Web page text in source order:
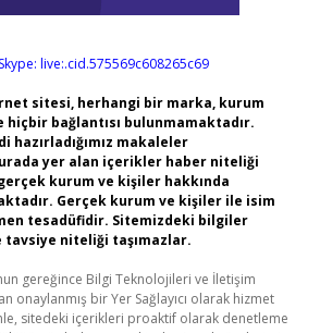
Skype: live:.cid.575569c608265c69
sitesi, herhangi bir marka, kurum
hiçbir bağlantısı bulunmamaktadır.
hazırladığımız makaleler
yer alan içerikler haber niteliği
kurum ve kişiler hakkında
Gerçek kurum ve kişiler ile isim
tesadüfidir. Sitemizdeki bilgiler
niteliği taşımazlar.
gereğince Bilgi Teknolojileri ve İletişim
onaylanmış bir Yer Sağlayıcı olarak hizmet
sitedeki içerikleri proaktif olarak denetleme